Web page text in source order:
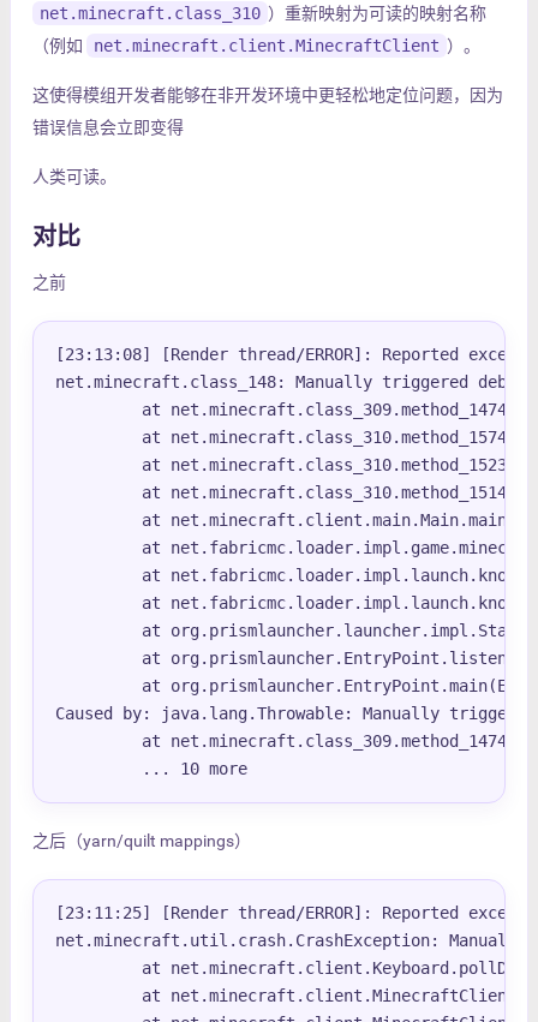
net.minecraft.class_310 ）重新映射为可读的映射名称
（例如
net.minecraft.client.MinecraftClient ）。
这使得模组开发者能够在非开发环境中更轻松地定位问题，因为
错误信息会立即变得
人类可读。
对比
之前
[23:13:08] [Render thread/ERROR]: Reported
net.minecraft.class_148: Manually triggered debug
at
at
at
at
at
at
at
at
at
at
at
Caused by: java.lang.Throwable: Manually triggered
at
         ... 10 more
之后（yarn/quilt mappings）
[23:11:25] [Render thread/ERROR]: Reported
net.minecraft.util.crash.CrashException: Manually
at
at